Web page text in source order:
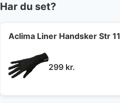
Har du set?
Aclima Liner Handsker Str 11
299 kr.